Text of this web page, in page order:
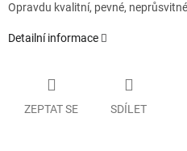
Opravdu kvalitní, pevné,
Detailní informace
ZEPTAT SE SDÍLET